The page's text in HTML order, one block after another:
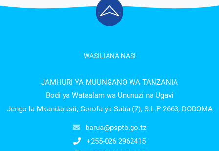
WASILIANA NASI
JAMHURI YA MUUNGANO WA TANZANIA
Bodi ya Wataalam wa Ununuzi na Ugavi
Jengo la Mkandarasii, Gorofa ya Saba (7), S.L.P 2663, DODOMA
barua@psptb.go.tz
+255-026 2962415